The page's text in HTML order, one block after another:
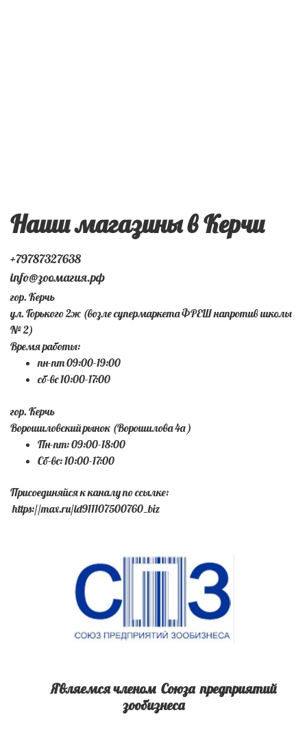
Наши магазины в Керчи
+79787327638
info@зоомагия.рф
гор. Керчь
ул. Горького 2ж (возле супермаркета ФРЕШ напротив школы
№ 2)
Время работы:
пн-пт 09:00-19:00
сб-вс 10:00-17:00
гор. Керчь
Ворошиловский рынок (Ворошилова 4а )
Пн-пт: 09:00-18:00
Сб-вс: 10:00-17:00
Присоединяйся к каналу по ссылке:
https://max.ru/id911107500760_biz
Являемся членом Союза предприятий
зообизнеса